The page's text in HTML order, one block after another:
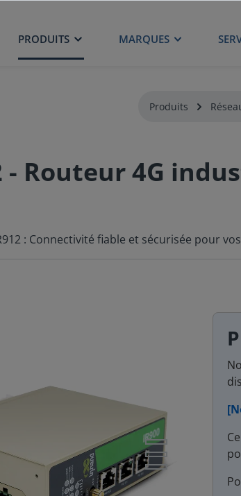
PRODUITS MARQUES
Produits
- Routeur 4G
: Connectivité fiable et sécurisée pour